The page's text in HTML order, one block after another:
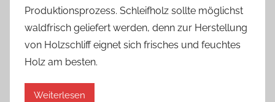
Produktionsprozess. Schleifholz sollte möglichst
waldfrisch geliefert werden, denn zur Herstellung
von Holzschliff eignet sich frisches und feuchtes
Holz am besten.
Weiterlesen